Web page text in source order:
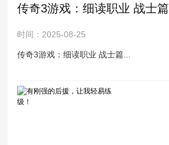
传奇3游戏：细读职业 战士篇
时间：2025-08-25
传奇3游戏：细读职业 战士篇...